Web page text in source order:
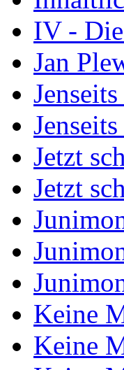
IV -
Jan
Jetzt
Jetzt
Keine
Keine